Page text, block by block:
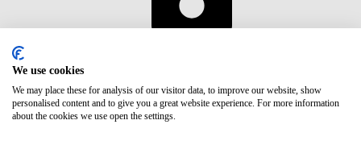
We use cookies
We may place these for analysis of our visitor data, to improve our website, show
personalised content and to give you a great website experience. For more information
about the cookies we use open the settings.